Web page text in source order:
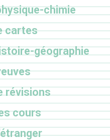
chimie
cartes
géographie
révisions
cours